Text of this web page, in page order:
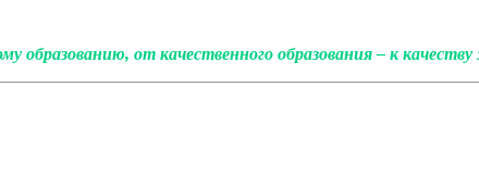
образованию, от качественного образования – к